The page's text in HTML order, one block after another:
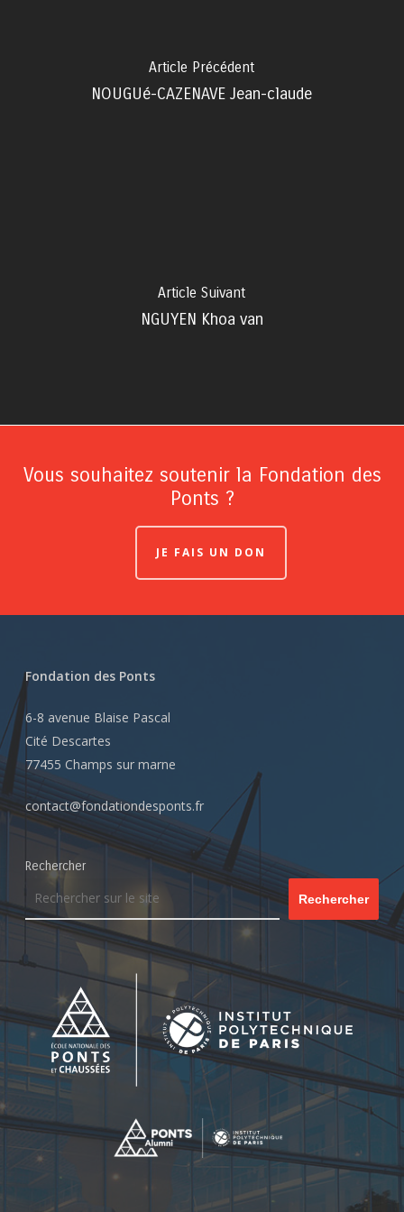
Article Précédent
NOUGUé-CAZENAVE Jean-claude
Article Suivant
NGUYEN Khoa van
Vous souhaitez soutenir la Fondation des
Ponts ?
JE FAIS UN DON
Fondation des Ponts
6-8 avenue Blaise Pascal
Cité Descartes
77455 Champs sur marne
contact@fondationdesponts.fr
Rechercher
Rechercher